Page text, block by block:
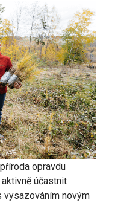
příroda opravdu
účastnit
vysazováním novým